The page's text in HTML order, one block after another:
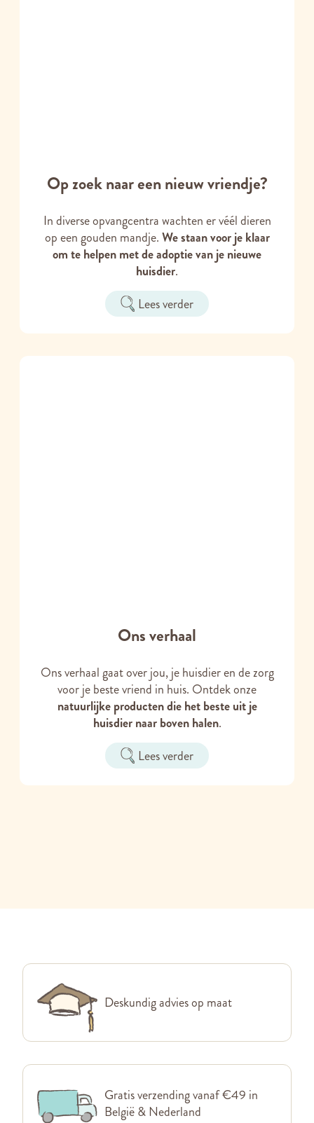
Op zoek naar een nieuw vriendje?
In diverse opvangcentra wachten er véél dieren
op een gouden mandje.We staan voor je klaar
om te helpen met de adoptie van je nieuwe
huisdier.
Lees verder
Ons verhaal
Ons verhaal gaat over jou, je huisdier en de zorg
voor je beste vriend in huis. Ontdek onze
natuurlijke producten die het beste uit je
huisdier naar boven halen.
Lees verder
Deskundig advies op maat
Gratis verzending vanaf €49 in
België & Nederland